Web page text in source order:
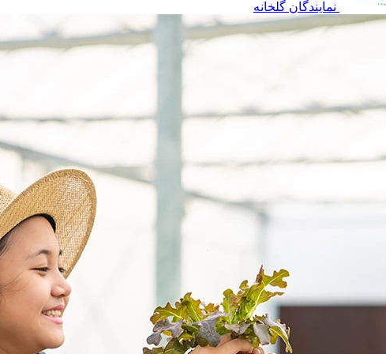
نمایندگان گلخانه